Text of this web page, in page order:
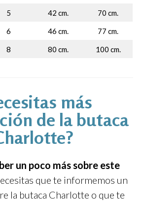
5 42 cm. 70 cm.
6 46 cm. 77 cm.
8 80 cm. 100 cm.
más
de la butaca
un poco más sobre este
que te informemos un
la butaca Charlotte o que te